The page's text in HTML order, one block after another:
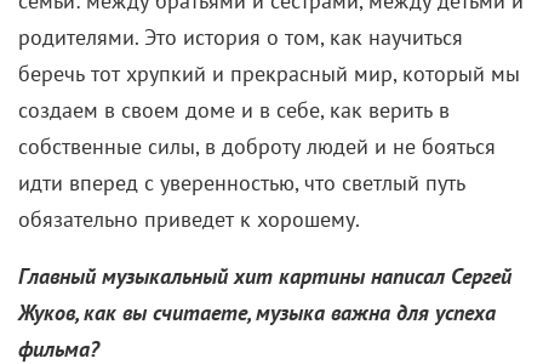
родителями. Это история о том, как научиться
беречь тот хрупкий и прекрасный мир, который мы
создаем в своем доме и в себе, как верить в
собственные силы, в доброту людей и не бояться
идти вперед с уверенностью, что светлый путь
обязательно приведет к хорошему.
Главный музыкальный хит картины написал Сергей
Жуков, как вы считаете, музыка важна для успеха
фильма?